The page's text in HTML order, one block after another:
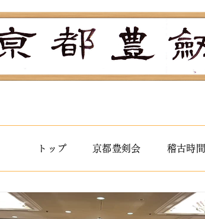
トップ 京都豊剣会 稽古時間